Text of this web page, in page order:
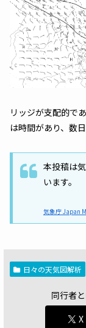
リッジが支配的で
は時間があり、数
本投稿は
います。
気象庁 Japan
日々の天気図解析
同行者
X